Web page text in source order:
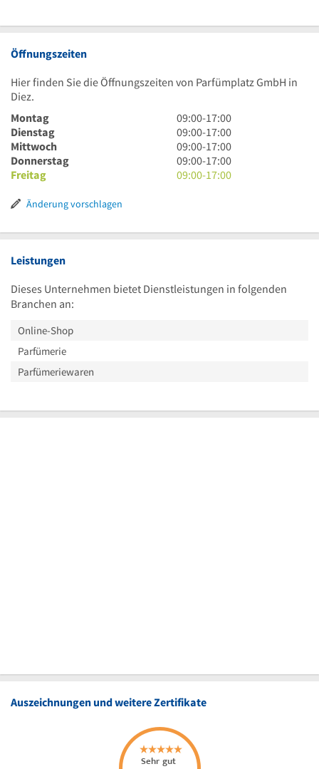
Öffnungszeiten
Hier finden Sie die Öffnungszeiten von Parfümplatz GmbH in
Diez.
Montag
9
Uhr
bis
17
Uhr
09:00-17:00
Dienstag
9
Uhr
bis
17
09:00-17:00
Mittwoch
9
Uhr
bis
09:00-17:00
Donnerstag
9
Uhr
09:00-17:00
Freitag
9
Uhr
09:00-17:00
Änderung vorschlagen
Leistungen
Dieses Unternehmen bietet Dienstleistungen in folgenden
Branchen an:
Online-Shop
Parfümerie
Parfümeriewaren
Auszeichnungen und weitere Zertifikate